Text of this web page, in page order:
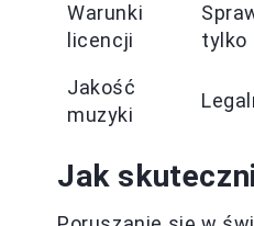
Warunki
licencji
tylko
Jakość
muzyki
Jak